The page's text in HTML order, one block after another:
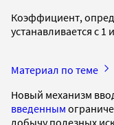
Коэффициент,
устанавливается с
Материал по теме
Новый механизм
введенным
добычу полезных